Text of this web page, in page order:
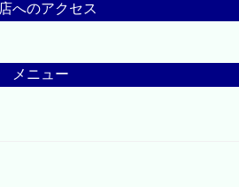
へのアクセス
メニュー